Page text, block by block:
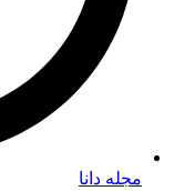
مجله دانا